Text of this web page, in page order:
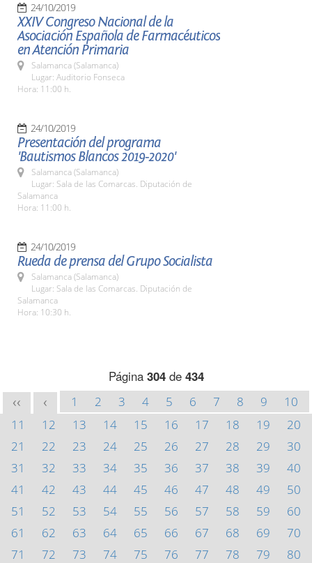
24/10/2019
XXIV Congreso Nacional de la
Asociación Española de Farmacéuticos
en Atención Primaria
Salamanca (Salamanca)
Lugar: Auditorio Fonseca
Hora: 11:00 h.
24/10/2019
Presentación del programa
'Bautismos Blancos 2019-2020'
Salamanca (Salamanca)
Lugar: Sala de las Comarcas. Diputación de
Salamanca
Hora: 11:00 h.
24/10/2019
Rueda de prensa del Grupo Socialista
Salamanca (Salamanca)
Lugar: Sala de las Comarcas. Diputación de
Salamanca
Hora: 10:30 h.
Página 304de 434
<< < 1 2 3 4 5 6 7 8 9
10
11
12 13 14 15 16 17 18 19
20
21
22 23 24 25 26 27 28 29
30
31
32 33 34 35 36 37 38 39
40
41
42 43 44 45 46 47 48 49
50
51
52 53 54 55 56 57 58 59
60
61
62 63 64 65 66 67 68 69
70
71
72 73 74 75 76 77 78 79
80